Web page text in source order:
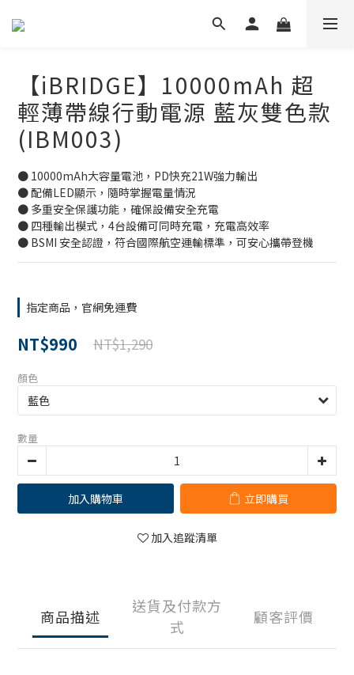
【iBRIDGE】10000mAh 超
輕薄帶線行動電源 藍灰雙色款
(IBM003)
● 10000mAh大容量電池，PD快充21W強力輸出
● 配備LED顯示，隨時掌握電量情況
● 多重安全保護功能，確保設備安全充電
● 四種輸出模式，4台設備可同時充電，充電高效率
● BSMI 安全認證，符合國際航空運輸標準，可安心攜帶登機
指定商品，官網免運費
NT$990 NT$1,290
顏色
數量
加入購物車 立即購買
加入追蹤清單
商品描述
送貨及付款方
式
顧客評價